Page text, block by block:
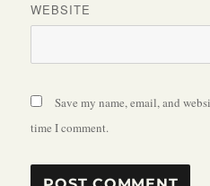
WEBSITE
Save my name, email, and
time I comment.